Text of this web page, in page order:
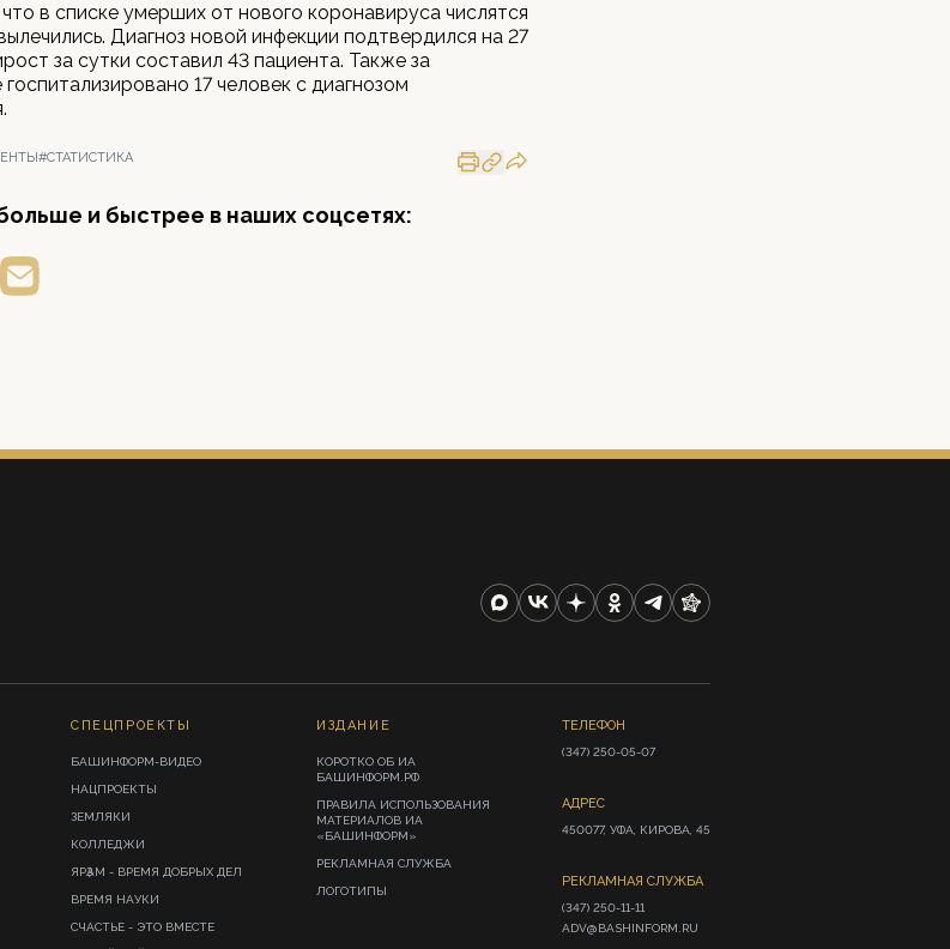
в списке умерших от нового коронавируса числятся
Диагноз новой инфекции подтвердился на 27
за сутки составил 43 пациента. Также за
17 человек с диагнозом
#СТАТИСТИКА
и быстрее в наших соцсетях:
СПЕЦПРОЕКТЫ
БАШИНФОРМ-ВИДЕО
НАЦПРОЕКТЫ
ЗЕМЛЯКИ
КОЛЛЕДЖИ
ЯРҘАМ - ВРЕМЯ ДОБРЫХ ДЕЛ
ВРЕМЯ НАУКИ
СЧАСТЬЕ - ЭТО ВМЕСТЕ
ИЗДАНИЕ
КОРОТКО ОБ ИА
БАШИНФОРМ.РФ
ПРАВИЛА ИСПОЛЬЗОВАНИЯ
МАТЕРИАЛОВ ИА
«БАШИНФОРМ»
РЕКЛАМНАЯ СЛУЖБА
ЛОГОТИПЫ
ТЕЛЕФОН
(347) 250-05-07
АДРЕС
450077, УФА, КИРОВА, 45
РЕКЛАМНАЯ СЛУЖБА
(347) 250-11-11
ADV@BASHINFORM.RU